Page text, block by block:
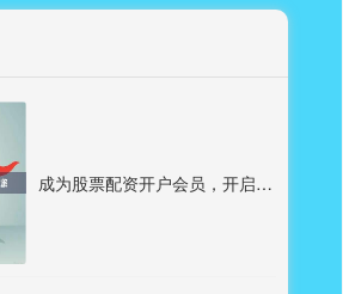
成为股票配资开户会员，开启财富增值之旅